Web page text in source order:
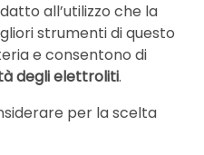
all’utilizzo che la
strumenti di questo
e consentono di
degli elettroliti.
per la scelta